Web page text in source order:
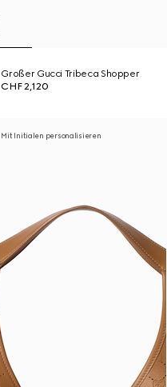
Großer Gucci Tribeca Shopper
CHF 2,120
Mit Initialen personalisieren